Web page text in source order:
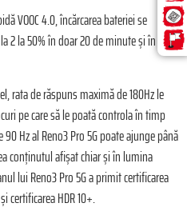
VOOC 4.0, încărcarea bateriei se
2 la 50% în doar 20 de minute și în 56
rata de răspuns maximă de 180Hz le
pe care să le poată controla în timp
Hz al Reno3 Pro 5G poate ajunge până
conținutul afișat chiar și în lumina
lui Reno3 Pro 5G a primit certificarea
certificarea HDR 10+.